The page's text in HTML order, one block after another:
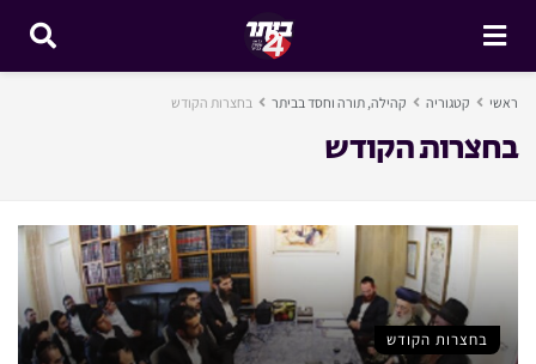
ראשי קטגוריה קהילה, תורה וחסד בביתר בחצרות הקודש
בחצרות הקודש
בחצרות הקודש